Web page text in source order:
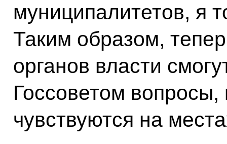
муниципалитетов, я
Таким образом,
органов власти
Госсоветом
чувствуются на